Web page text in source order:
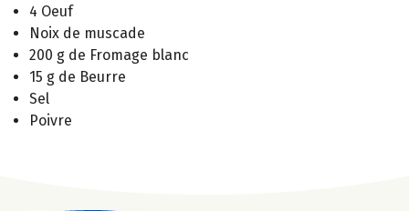
4 Oeuf
Noix de muscade
200 g de Fromage blanc
15 g de Beurre
Sel
Poivre